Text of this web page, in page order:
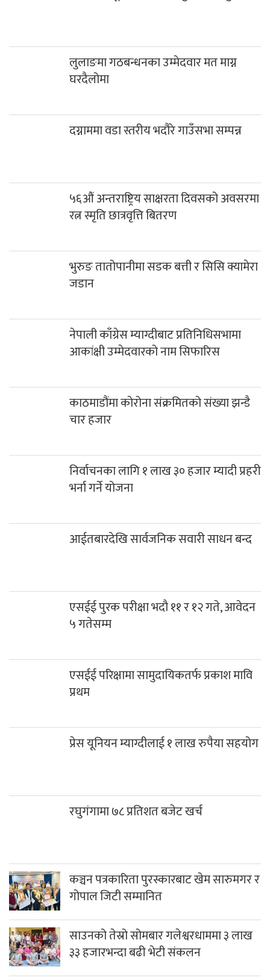
लुलाङमा गठबन्धनका उम्मेदवार मत माग्न
घरदैलोमा
दग्नाममा वडा स्तरीय भदौरे गाउँसभा सम्पन्न
५६औं अन्तराष्ट्रिय साक्षरता दिवसको अवसरमा
रत्न स्मृति छात्रवृत्ति बितरण
भुरुङ तातोपानीमा सडक बत्ती र सिसि क्यामेरा
जडान
नेपाली काँग्रेस म्याग्दीबाट प्रतिनिधिसभामा
आकांक्षी उम्मेदवारको नाम सिफारिस
काठमाडौंमा कोरोना संक्रमितको संख्या झन्डै
चार हजार
निर्वाचनका लागि १ लाख ३० हजार म्यादी प्रहरी
भर्ना गर्ने योजना
आईतबारदेखि सार्वजनिक सवारी साधन बन्द
एसईई पुरक परीक्षा भदौ ११ र १२ गते, आवेदन
५ गतेसम्म
एसईई परिक्षामा सामुदायिकतर्फ प्रकाश मावि
प्रथम
प्रेस यूनियन म्याग्दीलाई १ लाख रुपैया सहयोग
रघुगंगामा ७८ प्रतिशत बजेट खर्च
कञ्चन पत्रकारिता पुरस्कारबाट खेम सारुमगर र
गोपाल जिटी सम्मानित
साउनको तेस्रो सोमबार गलेश्वरधाममा ३ लाख
३३ हजारभन्दा बढी भेटी संकलन